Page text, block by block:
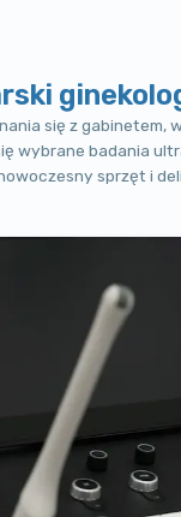
się z gabinetem,
wybrane badania
sprzęt i